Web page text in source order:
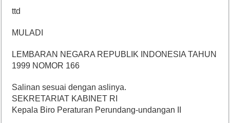
ttd
MULADI
LEMBARAN NEGARA REPUBLIK INDONESIA TAHUN
1999 NOMOR 166
Salinan sesuai dengan aslinya.
SEKRETARIAT KABINET RI
Kepala Biro Peraturan Perundang-undangan II